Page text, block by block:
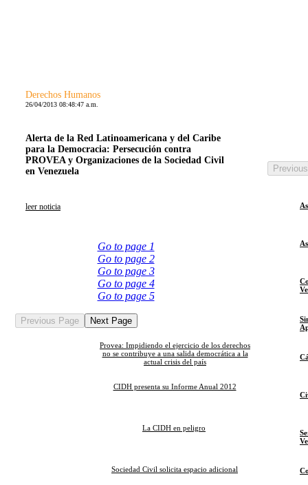
Derechos Humanos
26/04/2013 08:48:47 a.m.
Alerta de la Red Latinoamericana y del Caribe
para la Democracia: Persecución contra
PROVEA y Organizaciones de la Sociedad Civil
en Venezuela
leer noticia
Go to page 1
Go to page 2
Go to page 3
Go to page 4
Go to page 5
Previous Page Next Page
Provea: Impidiendo el ejercicio de los derechos
no se contribuye a una salida democrática a la
actual crisis del país
CIDH presenta su Informe Anual 2012
La CIDH en peligro
Sociedad Civil solicita espacio adicional